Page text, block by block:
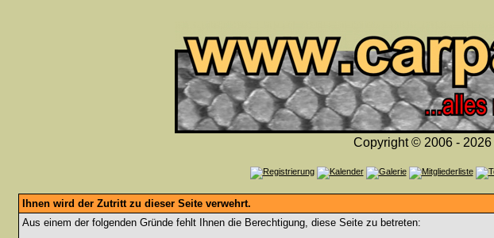
Copyright © 2006 -
Ihnen wird der Zutritt zu dieser Seite verwehrt.
Aus einem der folgenden Gründe fehlt Ihnen die Berechtigung, diese Seite zu betreten: